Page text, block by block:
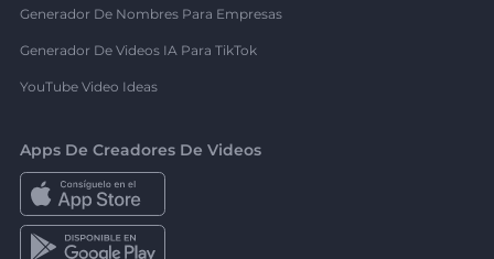
Generador De Nombres Para Empresas
Generador De Videos IA Para TikTok
YouTube Video Ideas
Apps De Creadores De Videos